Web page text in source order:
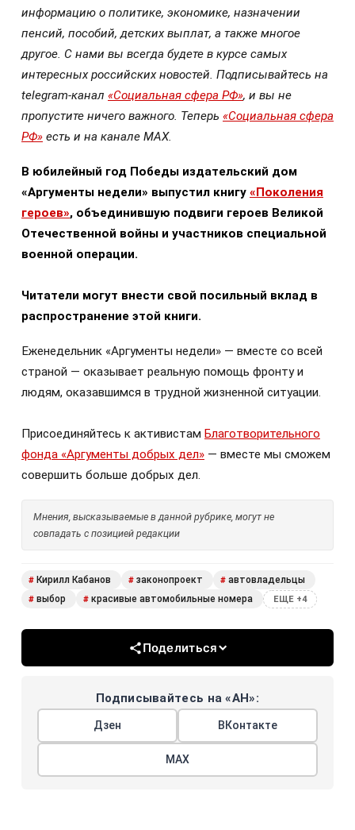
информацию о политике, экономике, назначении
пенсий, пособий, детских выплат, а также многое
другое. С нами вы всегда будете в курсе самых
интересных российских новостей. Подписывайтесь на
telegram-канал «Социальная сфера РФ», и вы не
пропустите ничего важного. Теперь «Социальная сфера
РФ» есть и на канале МАХ.
В юбилейный год Победы издательский дом
«Аргументы недели» выпустил книгу «Поколения
героев», объединившую подвиги героев Великой
Отечественной войны и участников специальной
военной операции.
Читатели могут внести свой посильный вклад в
распространение этой книги.
Еженедельник «Аргументы недели» — вместе со всей
страной — оказывает реальную помощь фронту и
людям, оказавшимся в трудной жизненной ситуации.
Присоединяйтесь к активистам Благотворительного
фонда «Аргументы добрых дел» — вместе мы сможем
совершить больше добрых дел.
Мнения, высказываемые в данной рубрике, могут не
совпадать с позицией редакции
# Кирилл Кабанов # законопроект # автовладельцы
# выбор # красивые автомобильные номера ЕЩЕ +4
Поделиться
Подписывайтесь на «АН»:
Дзен ВКонтакте
МАХ